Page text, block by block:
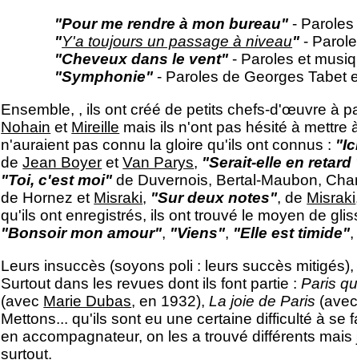
"Pour me rendre à mon bureau" -
"Y'a toujours un passage à niveau" -
"Cheveux dans le vent" - Paroles et
"Symphonie" - Paroles de Georges Tabet
Ensemble, , ils ont créé de petits chefs-d'œuvre à
Nohain et Mireille mais ils n'ont pas hésité à mettre
n'auraient pas connu la gloire qu'ils ont connus :
deJean Boyer etVan Parys, "Serait-elle en retard
"Toi, c'est moi" de Duvernois, Bertal-Maubon,
de Hornez et Misraki, "Sur deux notes", de Misraki
qu'ils ont enregistrés, ils ont trouvé le moyen de
"Bonsoir mon amour", "Viens", "Elle est timide"
Leurs insuccès (soyons poli : leurs succès
Surtout dans les revues dont ils font partie :Paris
(avec Marie Dubas, en 1932),La joie de Paris
Mettons... qu'ils sont eu une certaine difficulté à
en accompagnateur, on les a trouvé différents
surtout.